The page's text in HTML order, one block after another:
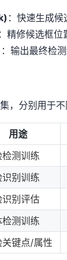
：快速生成候
：精修候选框位
：输出最终检
，分别用于不
用途
检测训练
识别训练
识别评估
检测训练
关键点/属性